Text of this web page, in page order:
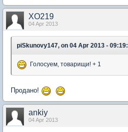
XO219
04 Apr 2013
piSkunovy147, on 04 Apr 2013 - 09:19:
Голосуем, товарищи! + 1
Продано!
ankiy
04 Apr 2013